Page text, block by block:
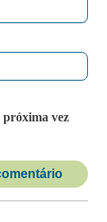
próxima vez